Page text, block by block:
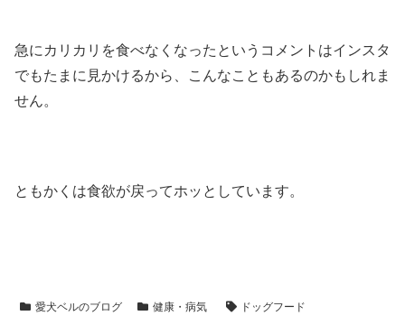
急にカリカリを食べなくなったというコメントはインスタ
でもたまに見かけるから、こんなこともあるのかもしれま
せん。
ともかくは食欲が戻ってホッとしています。
愛犬ベルのブログ 健康・病気 ドッグフード